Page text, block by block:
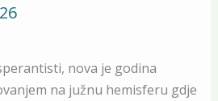
nova je godina
na južnu hemisferu gdje